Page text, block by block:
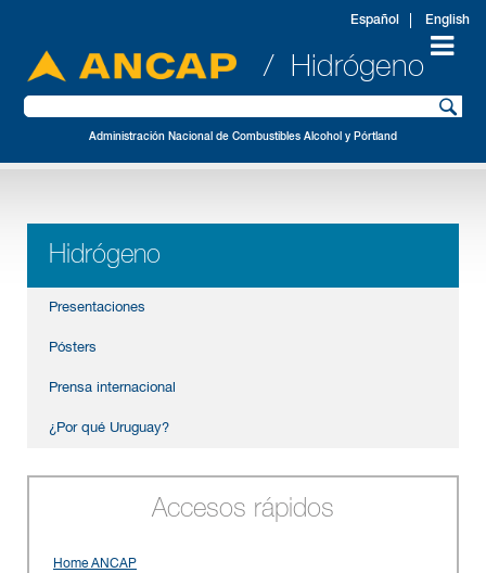
Administración Nacional de Combustibles Alcohol y Pórtland
/ Hidrógeno
Español English
Hidrógeno
Presentaciones
Pósters
Prensa internacional
¿Por qué Uruguay?
Accesos rápidos
Home ANCAP